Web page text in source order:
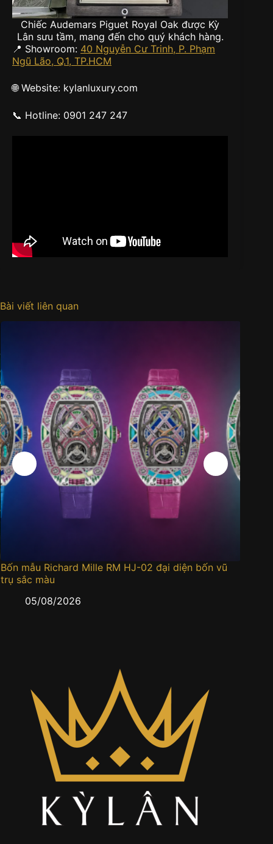
Chiếc Audemars Piguet Royal Oak được Kỳ
Lân sưu tầm, mang đến cho quý khách hàng.
📍 Showroom: 40 Nguyễn Cư Trinh, P. Phạm
Ngũ Lão, Q.1, TP.HCM
🌐 Website: kylanluxury.com
📞 Hotline: 0901 247 247
Bài viết liên quan
Bốn mẫu Richard Mille RM HJ-02 đại diện bốn vũ
trụ sắc màu
05/08/2026